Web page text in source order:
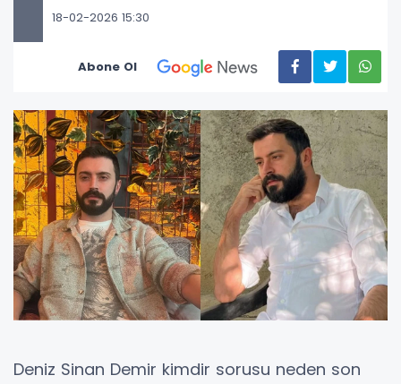
18-02-2026 15:30
Abone Ol
Deniz Sinan Demir kimdir sorusu neden son